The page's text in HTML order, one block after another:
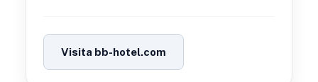
Visita bb-hotel.com